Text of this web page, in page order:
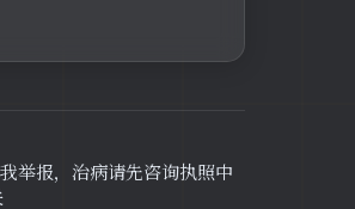
举报，治病请先咨询执照中